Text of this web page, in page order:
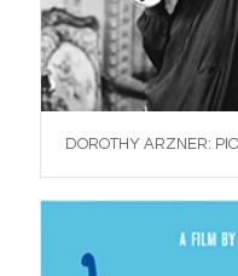
DOROTHY ARZNER: